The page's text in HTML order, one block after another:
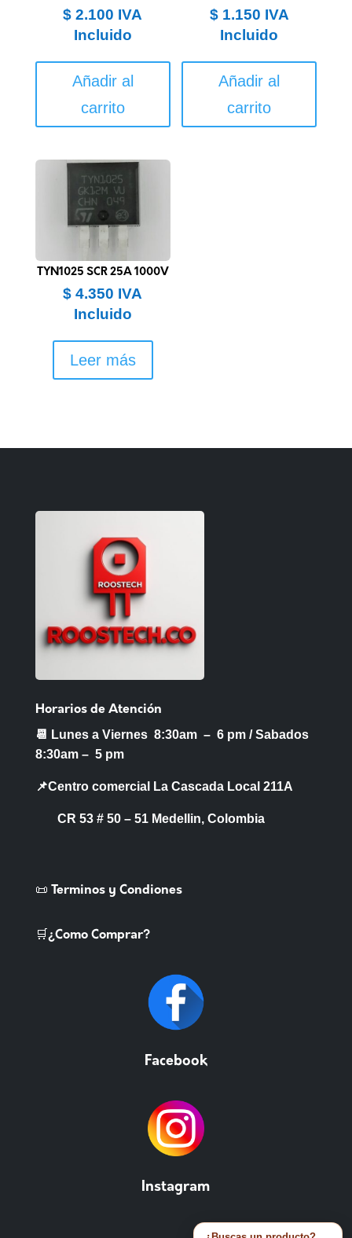
$ 2.100 IVA
Incluido
Añadir al
carrito
$1.150 IVA
Incluido
Añadir al
carrito
TYN1025 SCR 25A 1000V
$ 4.350 IVA
Incluido
Leer más
Horarios de Atención
📆 Lunes a Viernes 8:30am – 6 pm /Sabados
8:30am – 5 pm
📌Centro comercial La Cascada Local 211A
CR 53 # 50 – 51 Medellin, Colombia
📜 Terminos y Condiones
🛒¿Como Comprar?
Facebook
Instagram